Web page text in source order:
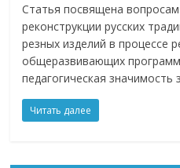
Статья посвящена
реконструкции русских
резных изделий в процессе
общеразвивающих
педагогическая значимость
Читать далее